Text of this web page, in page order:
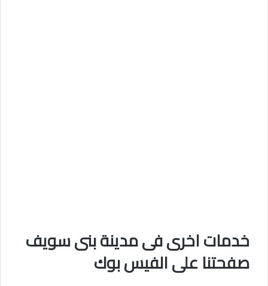
خدمات اخرى فى مدينة بنى سويف
صفحتنا على الفيس بوك